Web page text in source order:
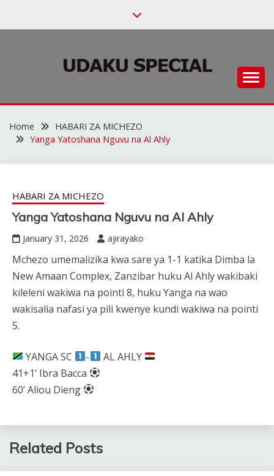
UDAKU SPECIAL
Home
HABARI ZA MICHEZO
Yanga Yatoshana Nguvu na Al Ahly
HABARI ZA MICHEZO
Yanga Yatoshana Nguvu na Al Ahly
January 31, 2026 ajirayako
Mchezo umemalizika kwa sare ya 1-1 katika Dimba la
New Amaan Complex, Zanzibar huku Al Ahly wakibaki
kileleni wakiwa na pointi 8, huku Yanga na wao
wakisalia nafasi ya pili kwenye kundi wakiwa na pointi
5.
YANGA SC -
AL AHLY
41+1’ Ibra Bacca
60’ Aliou Dieng
Related Posts